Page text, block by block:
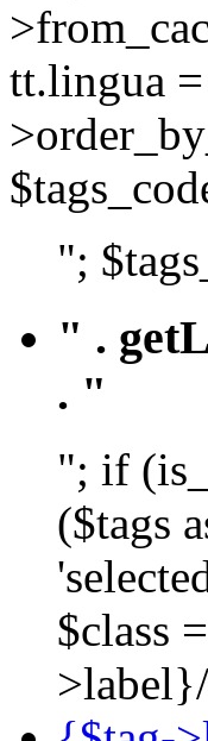
tt.lingua
";
" .
. "
"; if
($tags
$class